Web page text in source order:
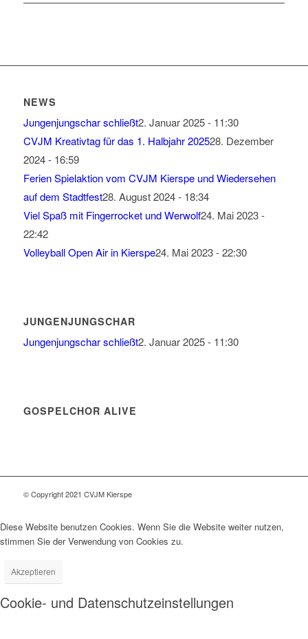
NEWS
Jungenjungschar schließt2. Januar 2025 - 11:30
CVJM Kreativtag für das 1. Halbjahr 202528. Dezember
2024 - 16:59
Ferien Spielaktion vom CVJM Kierspe und Wiedersehen
auf dem Stadtfest28. August 2024 - 18:34
Viel Spaß mit Fingerrocket und Werwolf24. Mai 2023 -
22:42
Volleyball Open Air in Kierspe24. Mai 2023 - 22:30
JUNGENJUNGSCHAR
Jungenjungschar schließt2. Januar 2025 - 11:30
GOSPELCHOR ALIVE
© Copyright 2021 CVJM Kierspe
Diese Website benutzen Cookies. Wenn Sie die Website weiter nutzen,
stimmen Sie der Verwendung von Cookies zu.
Akzeptieren
Cookie- und Datenschutzeinstellungen